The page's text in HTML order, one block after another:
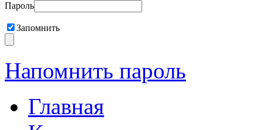
Пароль
Запомнить
Напомнить пароль
Главная